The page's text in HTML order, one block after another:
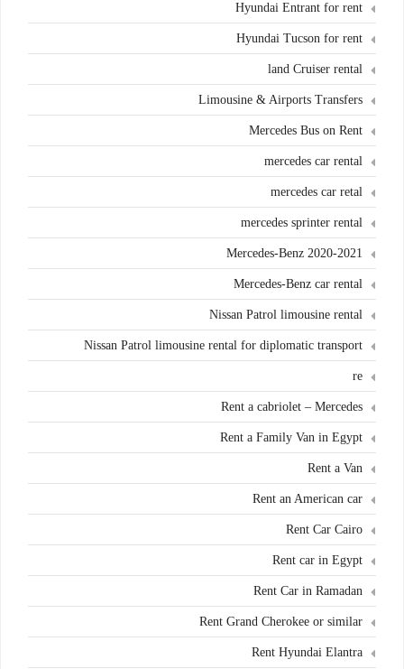
Hyundai Entrant for rent
Hyundai Tucson for rent
land Cruiser rental
Limousine & Airports Transfers
Mercedes Bus on Rent
mercedes car rental
mercedes car retal
mercedes sprinter rental
Mercedes-Benz 2020-2021
Mercedes-Benz car rental
Nissan Patrol limousine rental
Nissan Patrol limousine rental for diplomatic transport
re
Rent a cabriolet – Mercedes
Rent a Family Van in Egypt
Rent a Van
Rent an American car
Rent Car Cairo
Rent car in Egypt
Rent Car in Ramadan
Rent Grand Cherokee or similar
Rent Hyundai Elantra